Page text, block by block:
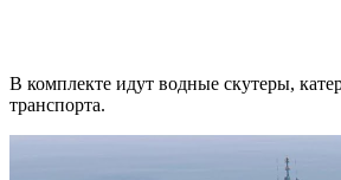
В комплекте идут водные скутеры,
транспорта.